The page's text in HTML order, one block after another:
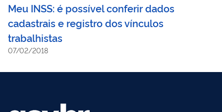
Meu INSS: é possível conferir dados
cadastrais e registro dos vínculos
trabalhistas
07/02/2018